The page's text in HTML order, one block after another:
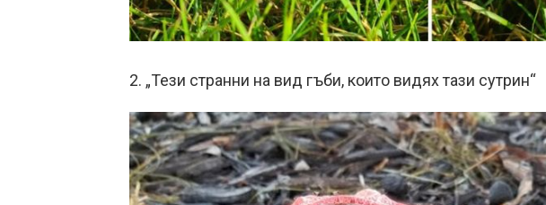
2. „Тези странни на вид гъби, които видях тази сутрин“